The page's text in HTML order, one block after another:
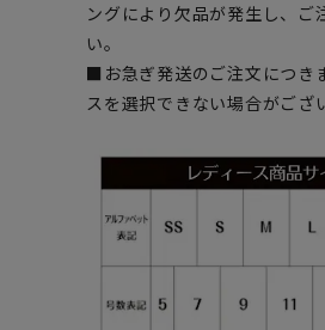
ングにより欠品が発生し、
い。
■お急ぎ発送のご注文につき
スを選択できない場合がござ